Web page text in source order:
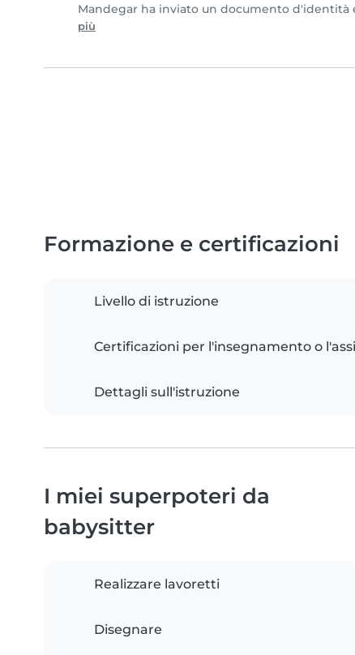
Mandegar ha inviato un documento
più
Formazione e certificazioni
Livello di istruzione
Certificazioni per l'insegnamento o
Dettagli sull'istruzione
I miei superpoteri da
babysitter
Realizzare lavoretti
Disegnare